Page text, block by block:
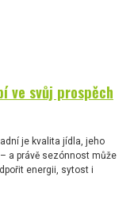
ve svůj prospěch
je kvalita jídla, jeho
a právě sezónnost může
energii, sytost i